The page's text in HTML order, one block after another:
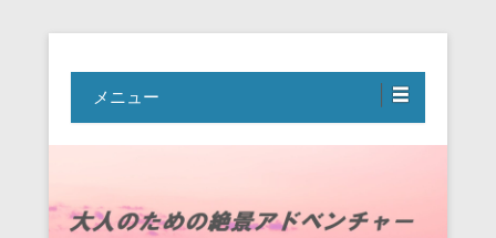
大人のための絶景アドベンチャー
メニュー